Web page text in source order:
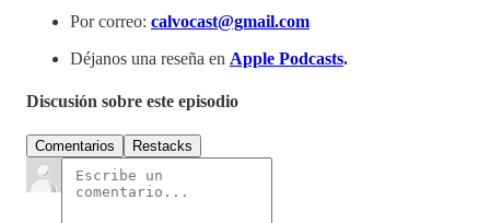
Por correo: calvocast@gmail.com
Déjanos una reseña en Apple Podcasts.
Discusión sobre este episodio
Comentarios Restacks